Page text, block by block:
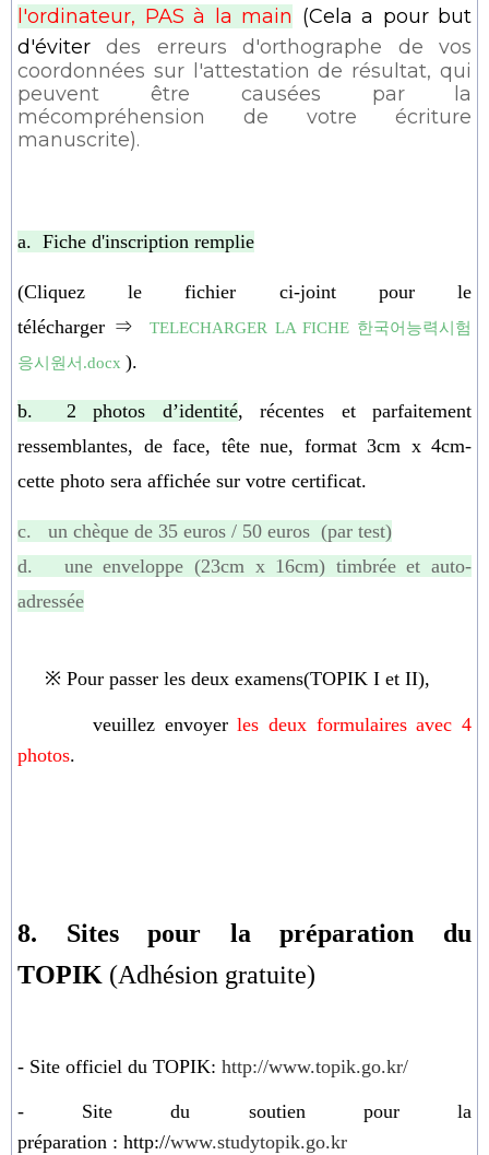
l'ordinateur, PAS à la main (Cela a pour but
d'éviter des erreurs d'orthographe de vos
coordonnées sur l'attestation de résultat, qui
peuvent être causées par
la
mécompréhension de votre écriture
manuscrite).
a. Fiche d'inscription remplie
(Cliquez le fichier ci-joint pour le
télécharger ⇒
TELECHARGER LA FICHE 한국어능력시험
응시원서.docx ).
b. 2 photos d’identité,récentes et parfaitement
ressemblantes, de face, tête nue, format 3cm x 4cm-
cette photo sera affichée sur votre certificat.
c. un chèque de 35 euros / 50 euros (par test)
d. une enveloppe (23cm x 16cm) timbrée et auto-
adressée
※ Pour passer les deux examens(TOPIK I et II),
veuillez envoyerles deux formulaires avec 4
photos.
8. Sites pour la préparation du
TOPIK (Adhésion gratuite)
- Site officiel du TOPIK: http://www.topik.go.kr/
- Site du soutien pour la
préparation : http://www.studytopik.go.kr